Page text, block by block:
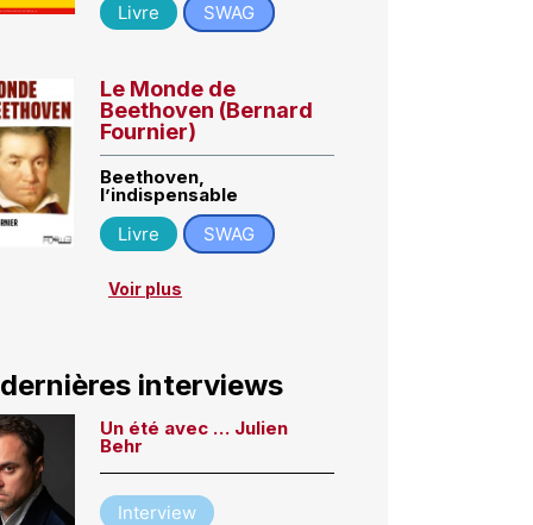
Livre
SWAG
Le Monde de
Beethoven (Bernard
Fournier)
Beethoven,
l’indispensable
Livre
SWAG
Voir plus
interviews
Un été avec … Julien
Behr
Interview